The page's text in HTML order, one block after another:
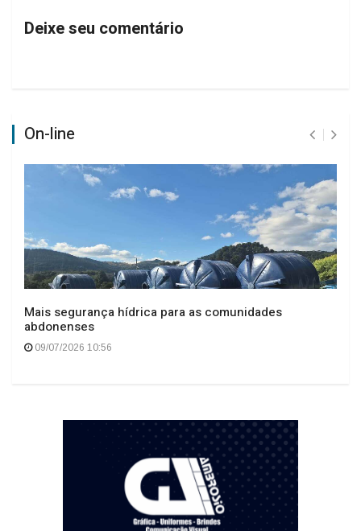
Deixe seu comentário
On-line
Mais segurança hídrica para as comunidades
abdonenses
09/07/2026 10:56